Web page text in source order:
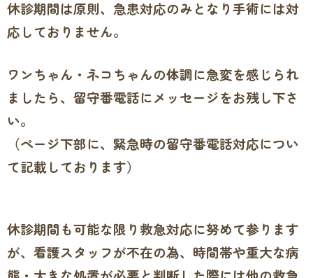
休診期間は原則、急患対応のみとなり手術には対
応しておりません。
ワンちゃん・ネコちゃんの体調に急変を感じられ
ましたら、留守番電話にメッセージをお残し下さ
い。
（ページ下部に、緊急時の留守番電話対応につい
て記載しております）
休診期間も可能な限 り救急対応に努めて参ります
が、看護スタッフが不在の為、時間帯や重大な病